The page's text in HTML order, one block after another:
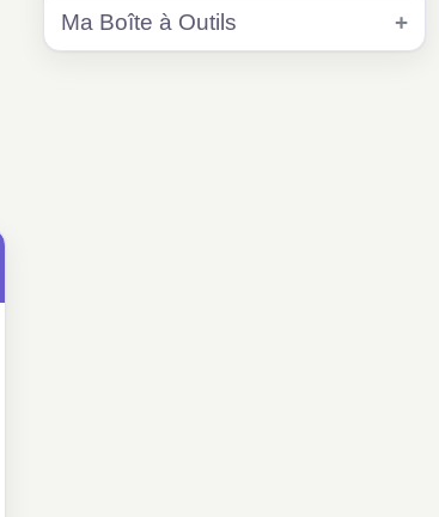
Ma Boîte à Outils